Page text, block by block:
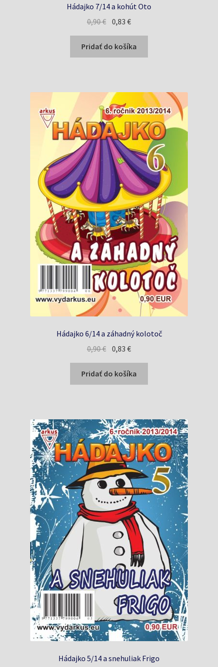
Hádajko 7/14 a kohút Oto
0,90€ Pôvodná
cena
bola:
0,90 €.
0,83€Aktuálna
cena
je:
0,83 €.
Pridať do košíka
Hádajko 6/14 a záhadný kolotoč
0,90€ Pôvodná
bola:
0,90 €.
0,83€Aktuálna
je:
0,83 €.
Pridať do košíka
Hádajko 5/14 a snehuliak Frigo